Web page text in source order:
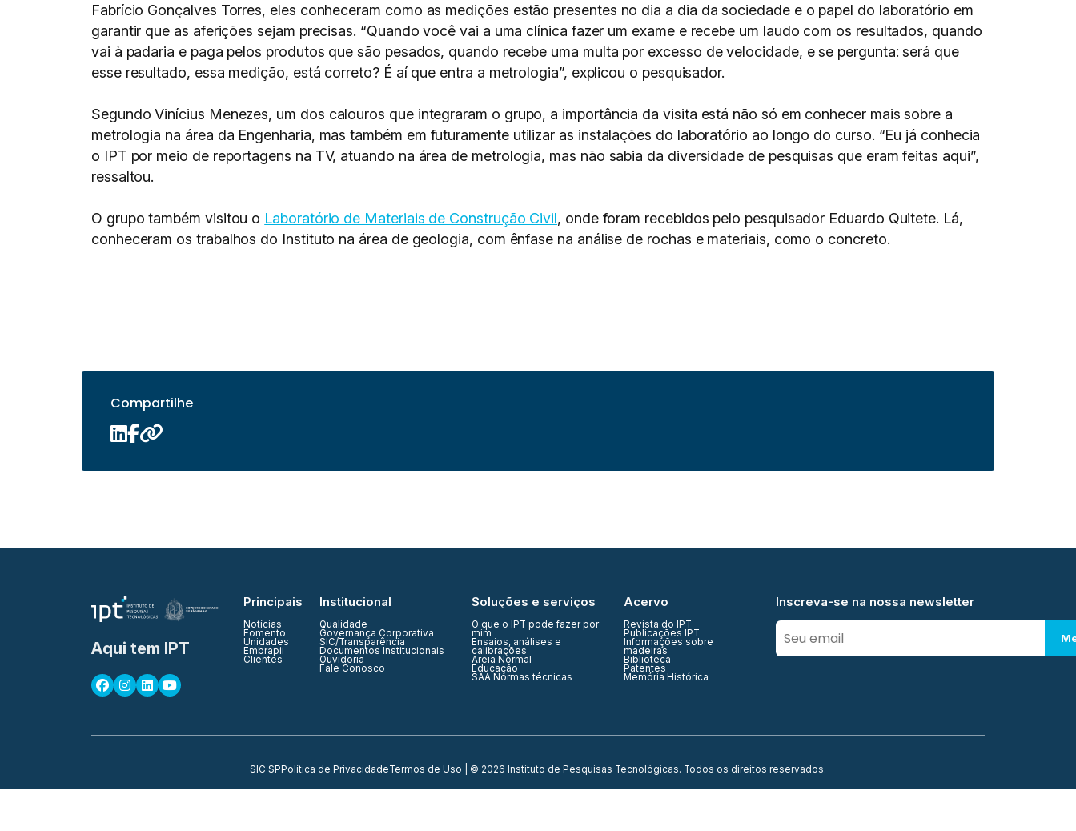
Fabrício Gonçalves Torres, eles conheceram como as medições estão presentes no dia a dia da sociedade e o papel do laboratório em
garantir que as aferições sejam precisas. “Quando você vai a uma clínica fazer um exame e recebe um laudo com os resultados, quando
vai à padaria e paga pelos produtos que são pesados, quando recebe uma multa por excesso de velocidade, e se pergunta: será que
esse resultado, essa medição, está correto? É aí que entra a metrologia”, explicou o pesquisador.
Segundo Vinícius Menezes, um dos calouros que integraram o grupo, a importância da visita está não só em conhecer mais sobre a
metrologia na área da Engenharia, mas também em futuramente utilizar as instalações do laboratório ao longo do curso. “Eu já conhecia
o IPT por meio de reportagens na TV, atuando na área de metrologia, mas não sabia da diversidade de pesquisas que eram feitas aqui”,
ressaltou.
O grupo também visitou o Laboratório de Materiais de Construção Civil, onde foram recebidos pelo pesquisador Eduardo Quitete. Lá,
conheceram os trabalhos do Instituto na área de geologia, com ênfase na análise de rochas e materiais, como o concreto.
Compartilhe
Aqui tem IPT
Principais
Notícias
Fomento
Unidades
Embrapii
Clientes
Institucional
Qualidade
Governança Corporativa
SIC/Transparência
Documentos Institucionais
Ouvidoria
Fale Conosco
Soluções e serviços
O que o IPT pode fazer por
mim
Ensaios, análises e
calibrações
Areia Normal
Educação
SAA Normas técnicas
Acervo
Revista do IPT
Publicações IPT
Informações sobre
madeiras
Biblioteca
Patentes
Memória Histórica
Inscreva-se na nossa newsletter
SIC SPPolítica de PrivacidadeTermos de Uso | © 2026 Instituto de Pesquisas Tecnológicas. Todos os direitos reservados.